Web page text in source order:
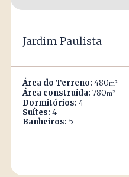
Jardim Paulista
Área do Terreno: 480m²
Área construída: 780m²
Dormitórios: 4
Suítes: 4
Banheiros: 5